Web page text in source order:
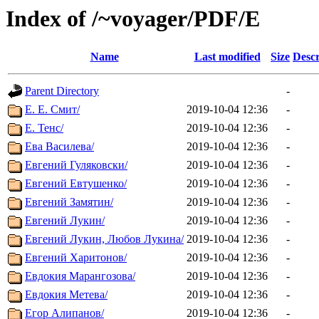
Index of /~voyager/PDF/Е
Name Last modified Size
Parent Directory
-
Е. Е. Смит/
2019-10-04 12:36
-
Е. Тенс/
2019-10-04 12:36
-
Ева Василева/
2019-10-04 12:36
-
Евгений Гуляковски/
2019-10-04 12:36
-
Евгений Евтушенко/
2019-10-04 12:36
-
Евгений Замятин/
2019-10-04 12:36
-
Евгений Лукин/
2019-10-04 12:36
-
Евгений Лукин, Любов Лукина/ 2019-10-04 12:36
-
Евгений Харитонов/
2019-10-04 12:36
-
Евдокия Марангозова/
2019-10-04 12:36
-
Евдокия Метева/
2019-10-04 12:36
-
Егор Алипанов/
2019-10-04 12:36
-